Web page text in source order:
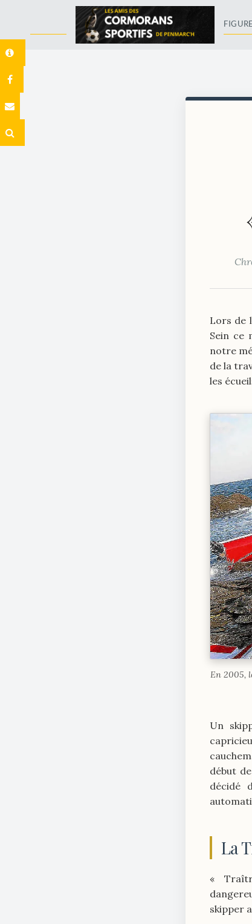
Lors de
Sein ce
notre
de la
les
En 2005,
Un
début
décidé
La
«
skipper